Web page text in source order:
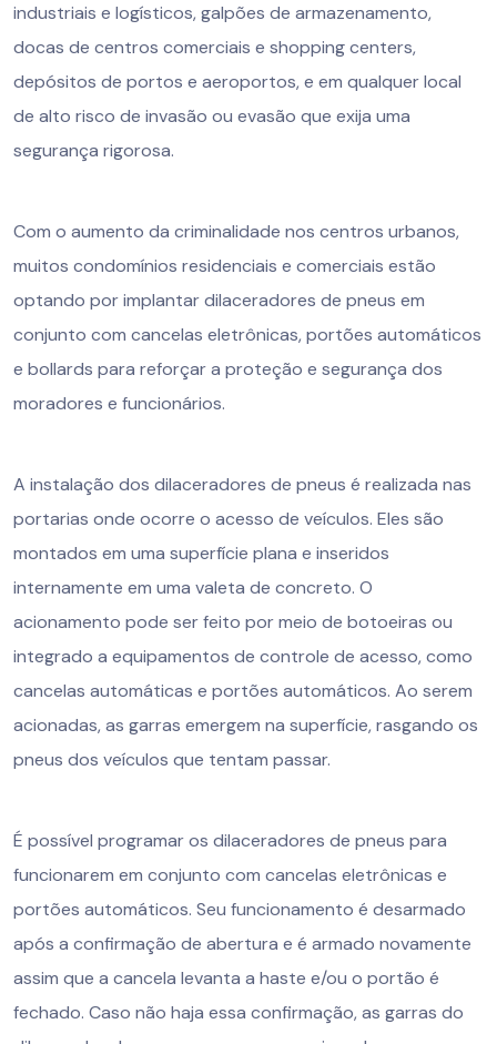
industriais e logísticos, galpões de armazenamento,
docas de centros comerciais e shopping centers,
depósitos de portos e aeroportos, e em qualquer local
de alto risco de invasão ou evasão que exija uma
segurança rigorosa.
Com o aumento da criminalidade nos centros urbanos,
muitos condomínios residenciais e comerciais estão
optando por implantar dilaceradores de pneus em
conjunto com cancelas eletrônicas, portões automáticos
e bollards para reforçar a proteção e segurança dos
moradores e funcionários.
A instalação dos dilaceradores de pneus é realizada nas
portarias onde ocorre o acesso de veículos. Eles são
montados em uma superfície plana e inseridos
internamente em uma valeta de concreto. O
acionamento pode ser feito por meio de botoeiras ou
integrado a equipamentos de controle de acesso, como
cancelas automáticas e portões automáticos. Ao serem
acionadas, as garras emergem na superfície, rasgando os
pneus dos veículos que tentam passar.
É possível programar os dilaceradores de pneus para
funcionarem em conjunto com cancelas eletrônicas e
portões automáticos. Seu funcionamento é desarmado
após a confirmação de abertura e é armado novamente
assim que a cancela levanta a haste e/ou o portão é
fechado. Caso não haja essa confirmação, as garras do